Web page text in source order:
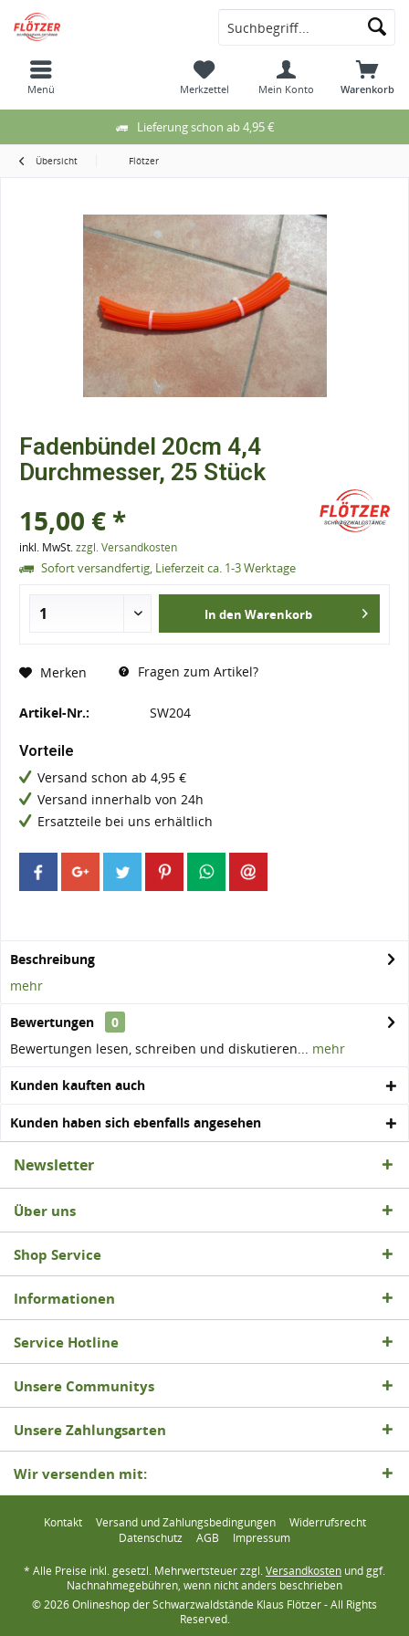
Menü Warenkorb
Merkzettel Mein Konto
Lieferung schon ab 4,95 €
Übersicht Flötzer
Fadenbündel 20cm 4,4
Durchmesser, 25 Stück
15,00 € *
inkl. MwSt.zzgl. Versandkosten
Sofort versandfertig, Lieferzeit ca. 1-3 Werktage
In den Warenkorb
Merken Fragen zum Artikel?
Artikel-Nr.: SW204
Vorteile
Versand schon ab 4,95 €
Versand innerhalb von 24h
Ersatzteile bei uns erhältlich
Beschreibung
mehr
Bewertungen
0
Bewertungen lesen, schreiben und diskutieren... mehr
Kunden kauften auch
Kunden haben sich ebenfalls angesehen
Newsletter
Über uns
Shop Service
Informationen
Service Hotline
Unsere Communitys
Unsere Zahlungsarten
Wir versenden mit:
Kontakt Versand und Zahlungsbedingungen
Widerrufsrecht
Datenschutz
AGB Impressum
* Alle Preise inkl. gesetzl. Mehrwertsteuer zzgl.Versandkosten und ggf.
Nachnahmegebühren, wenn nicht anders beschrieben
© 2026 Onlineshop der Schwarzwaldstände Klaus Flötzer - All Rights
Reserved.